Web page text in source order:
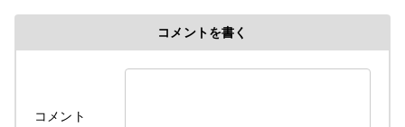
コメントを書く
コメント